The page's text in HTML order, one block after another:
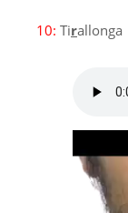
10: Tirallonga